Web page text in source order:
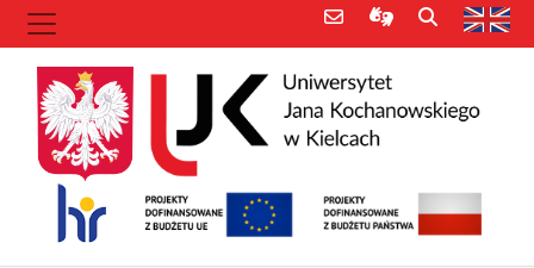
Poczta e-mailInformacje dla
Szukaj